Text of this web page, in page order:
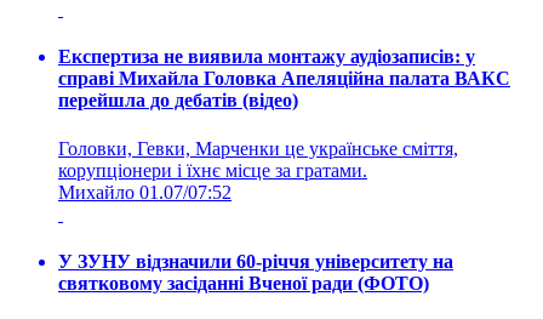
Експертиза не виявила монтажу аудіозаписів: у
справі Михайла Головка Апеляційна палата ВАКС
перейшла до дебатів (відео)
Головки, Гевки, Марченки це українське сміття,
корупціонери і їхнє місце за гратами.
Михайло 01.07/07:52
У ЗУНУ відзначили 60-річчя університету на
святковому засіданні Вченої ради (ФОТО)